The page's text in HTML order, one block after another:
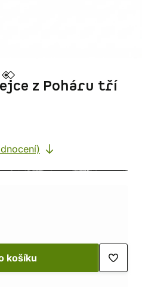
z Poháru tří
košíku